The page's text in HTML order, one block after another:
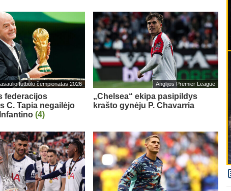
futbolo čempionatas 2026
federacijos
C. Tapia negailėjo
(4)
Anglijos Premier League
„Chelsea“ ekipa pasipildys
krašto gynėju P. Chavarria